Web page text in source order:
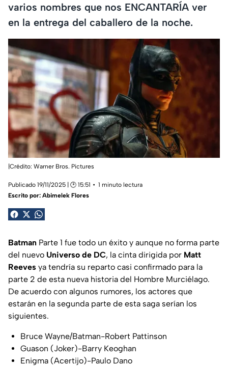
varios nombres que nos ENCANTARÍA ver
en la entrega del caballero de la noche.
|Crédito: Warner Bros. Pictures
Publicado 19/11/2025 | 🕑 15:51
1 minuto lectura
Escrito por: Abimelek Flores
Batman Parte 1 fue todo un éxito y aunque no forma parte
del nuevo Universo de DC, la cinta dirigida por Matt
Reeves ya tendría su reparto casi confirmado para la
parte 2 de esta nueva historia del Hombre Murciélago.
De acuerdo con algunos rumores, los actores que
estarán en la segunda parte de esta saga serían los
siguientes.
Bruce Wayne/Batman-Robert Pattinson
Guason (Joker)-Barry Keoghan
Enigma (Acertijo)-Paulo Dano